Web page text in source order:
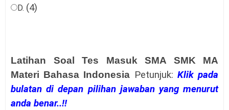
D. (4)
Latihan Soal Tes Masuk SMA SMK MA
Materi Bahasa Indonesia Petunjuk: Klik pada
bulatan di depan pilihan jawaban yang menurut
anda benar..!!